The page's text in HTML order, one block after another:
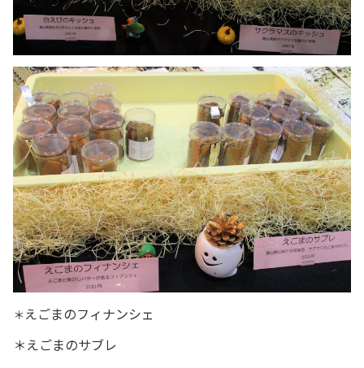
＊ えごまのフィナンシェ
＊えごまのサブレ